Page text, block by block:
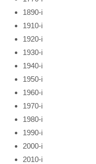
1890-і
1910-і
1920-і
1930-і
1940-і
1950-і
1960-і
1970-і
1980-і
1990-і
2000-і
2010-і